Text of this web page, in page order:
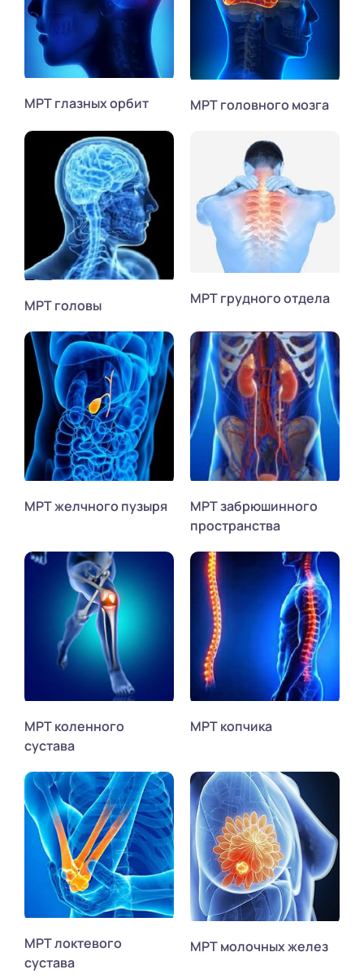
МРТ глазных орбит МРТ головного мозга
МРТ головы МРТ грудного отдела
МРТ желчного пузыря
МРТ забрюшинного
пространства
МРТ коленного
сустава
МРТ копчика
МРТ локтевого
сустава
МРТ молочных желез